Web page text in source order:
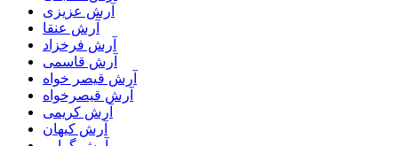
آرش عزیزی
آرش عنقا
آرش فرخزاد
آرش قاسمی
آرش قیصر خواه
آرش قیصرخواه
آرش کریمی
آرش کیهان